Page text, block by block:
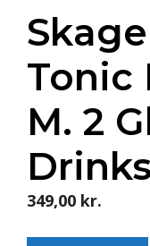
Tonic
M. 2
349,00 kr.